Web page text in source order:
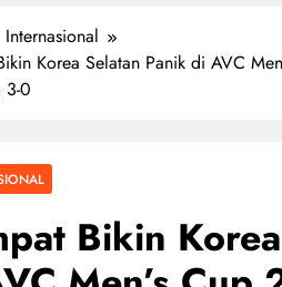
Internasional
Korea Selatan Panik di AVC
3-0
Bikin